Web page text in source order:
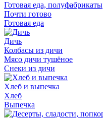
Готовая еда, полуфабрикаты
Почти готово
Готовая еда
Дичь
Колбасы из дичи
Мясо дичи тушёное
Снеки из дичи
Хлеб и выпечка
Хлеб
Выпечка